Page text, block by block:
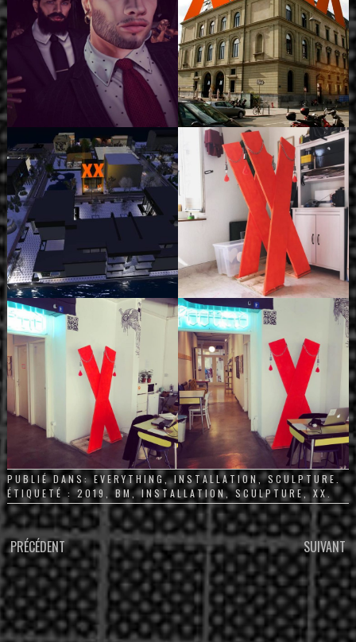
PUBLIÉ DANS:EVERYTHING ,INSTALLATION ,SCULPTURE
ÉTIQUETÉ :2019 BM ,INSTALLATION,SCULPTURE, XX.
PARCOURIR
LES
ARTICLES
PRÉCÉDENT SUIVANT